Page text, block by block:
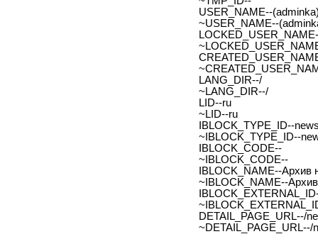
USER_NAME--
~USER_NAME--
LANG_DIR--/
~LANG_DIR--/
LID--ru
~LID--ru
IBLOCK_TYPE_ID--
~IBLOCK_TYPE_ID--
IBLOCK_CODE--
~IBLOCK_CODE--
IBLOCK_NAME--Архив
~IBLOCK_NAME--
DETAIL_PAGE_URL--/
~DETAIL_PAGE_URL--/